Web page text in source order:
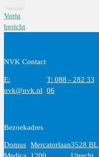
Vorig
bericht
NVK Contact
E:
nvk@nvk.nl
T: 088 - 282 33
06
Bezoekadres
Domus
Medica
Mercatorlaan
1200
3528 BL
Utrecht